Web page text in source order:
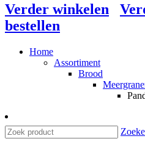
Verder winkelen
bestellen
Home
Assortiment
Brood